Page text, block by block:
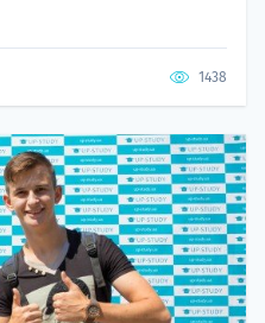
1438